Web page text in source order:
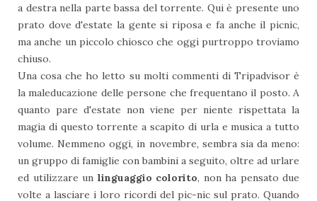
a destra nella parte bassa del torrente. Qui è presente uno
prato dove d'estate la gente si riposa e fa anche il picnic,
ma anche un piccolo chiosco che oggi purtroppo troviamo
chiuso.
Una cosa che ho letto su molti commenti di Tripadvisor è
la maleducazione delle persone che frequentano il posto. A
quanto pare d'estate non viene per niente rispettata la
magia di questo torrente a scapito di urla e musica a tutto
volume. Nemmeno oggi, in novembre, sembra sia da meno:
un gruppo di famiglie con bambini a seguito, oltre ad urlare
ed utilizzare un linguaggio colorito, non ha pensato due
volte a lasciare i loro ricordi del pic-nic sul prato. Quando